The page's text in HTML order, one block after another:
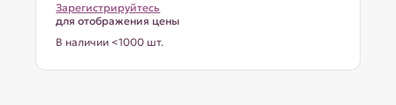
Зарегистрируйтесь
для отображения цены
В наличии <1000 шт.